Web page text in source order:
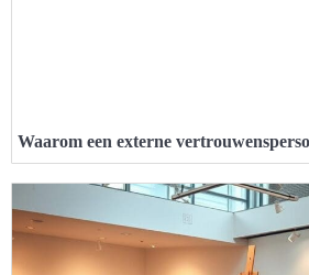
Waarom een externe